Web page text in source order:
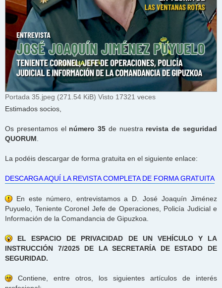
Portada 35.jpeg (271.54 KiB) Visto 17321 veces
Estimados socios,
Os presentamos el número 35 de nuestra revista de seguridad
QUORUM.
La podéis descargar de forma gratuita en el siguiente enlace:
DESCARGA AQUÍ LA REVISTA COMPLETA DE FORMA GRATUITA
En este número, entrevistamos a D. José Joaquín Jiménez
Puyuelo, Teniente Coronel Jefe de Operaciones, Policía Judicial e
Información de la Comandancia de Gipuzkoa.
EL ESPACIO DE PRIVACIDAD DE UN VEHÍCULO Y LA
INSTRUCCIÓN 7/2025 DE LA SECRETARÍA DE ESTADO DE
SEGURIDAD.
Contiene, entre otros, los siguientes artículos de interés